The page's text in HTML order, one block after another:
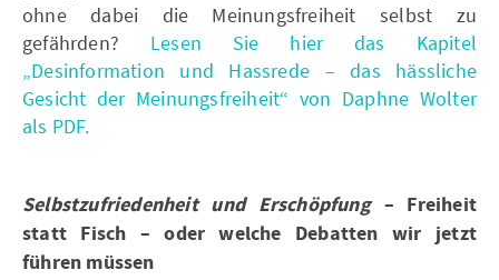
ohne dabei die Meinungsfreiheit selbst zu
gefährden? Lesen Sie hier das Kapitel
„Desinformation und Hassrede – das hässliche
Gesicht der Meinungsfreiheit“ von Daphne Wolter
als PDF.
Selbstzufriedenheit und Erschöpfung– Freiheit
statt Fisch – oder welche Debatten wir jetzt
führen müssen